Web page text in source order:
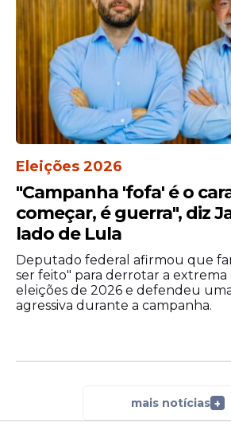
Eleições 2026
"Campanha 'fofa' é o
começar, é guerra", diz
lado de Lula
Deputado federal afirmou que
ser feito" para derrotar a extrema
eleições de 2026 e defendeu
agressiva durante a campanha.
mais notícias +